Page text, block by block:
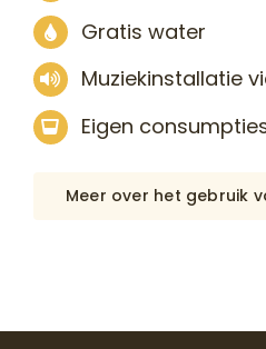
Gratis water
Muziekinstallatie
Eigen
Meer over het gebruik